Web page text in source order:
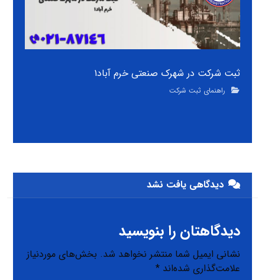
ثبت شرکت در شهرک صنعتی خرم آباد۱
راهنمای ثبت شرکت
دیدگاهی یافت نشد
دیدگاهتان را بنویسید
نشانی ایمیل شما منتشر نخواهد شد. بخش‌های موردنیاز
علامت‌گذاری شده‌اند*